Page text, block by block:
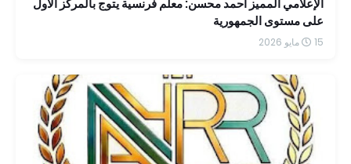
الإعلامي المميز أحمد محسن: معلم فرنسية يتوج بالمركز الأول
على مستوى الجمهورية
15 مايو 2026